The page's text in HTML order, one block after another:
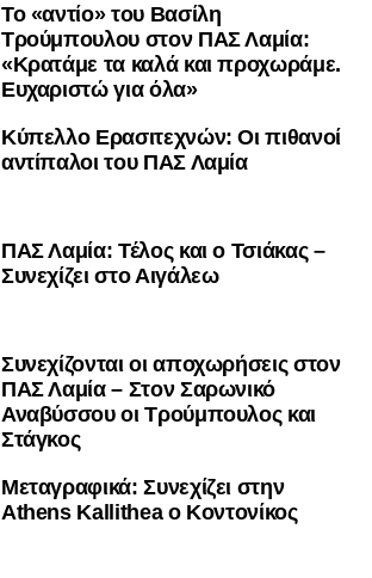
Το «αντίο» του Βασίλη
Τρούμπουλου στον ΠΑΣ Λαμία:
«Κρατάμε τα καλά και προχωράμε.
Ευχαριστώ για όλα»
Κύπελλο Ερασιτεχνών: Οι πιθανοί
αντίπαλοι του ΠΑΣ Λαμία
ΠΑΣ Λαμία: Τέλος και ο Τσιάκας –
Συνεχίζει στο Αιγάλεω
Συνεχίζονται οι αποχωρήσεις στον
ΠΑΣ Λαμία – Στον Σαρωνικό
Αναβύσσου οι Τρούμπουλος και
Στάγκος
Mεταγραφικά: Συνεχίζει στην
Athens Kallithea ο Κοντονίκος